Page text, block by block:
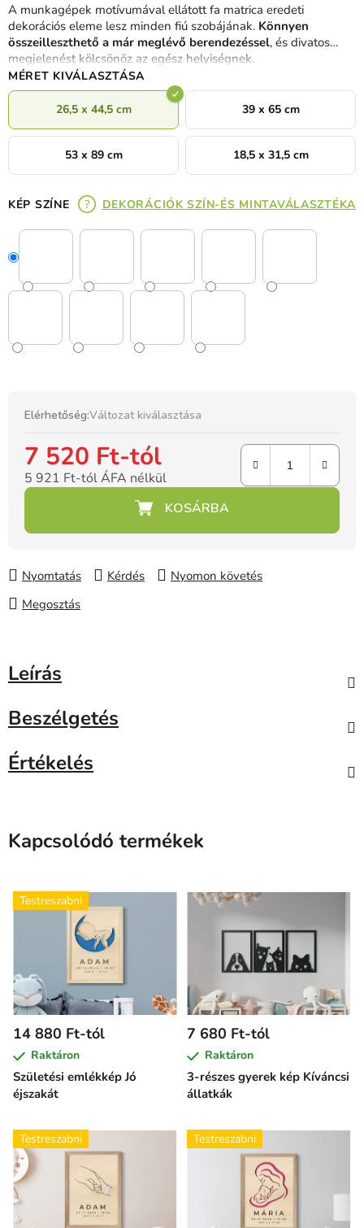
A munkagépek motívumával ellátott fa matrica eredeti
dekorációs eleme lesz minden fiú szobájának. Könnyen
összeilleszthető a már meglévő berendezéssel, és divatos
megjelenést kölcsönöz az egész helyiségnek.
MÉRET KIVÁLASZTÁSA
26,5 x 44,5 cm 39 x 65 cm
53 x 89 cm 18,5 x 31,5 cm
KÉP SZÍNE DEKORÁCIÓK SZÍN-ÉS MINTAVÁLASZTÉKA
Elérhetőség:Változat kiválasztása
7 520 Ft-tól
5 921 Ft-tól ÁFA nélkül
Egységár:
Nyomtatás Kérdés
Nyomon követés
Megosztás
Leírás
Beszélgetés
Értékelés
Kapcsolódó termékek
Testreszabni
Születési emlékkép Jó
éjszakát
14 880 Ft-tól
Raktáron
3-részes gyerek kép Kíváncsi
állatkák
7 680 Ft-tól
Raktáron
Testreszabni Testreszabni